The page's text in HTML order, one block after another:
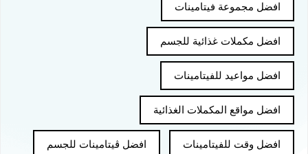
افضل مجموعة فيتامينات
افضل مكملات غذائية للجسم
افضل مواعيد للفيتامينات
افضل مواقع المكملات الغذائية
افضل وقت للفيتامينات افضل ڤيتامينات للجسم